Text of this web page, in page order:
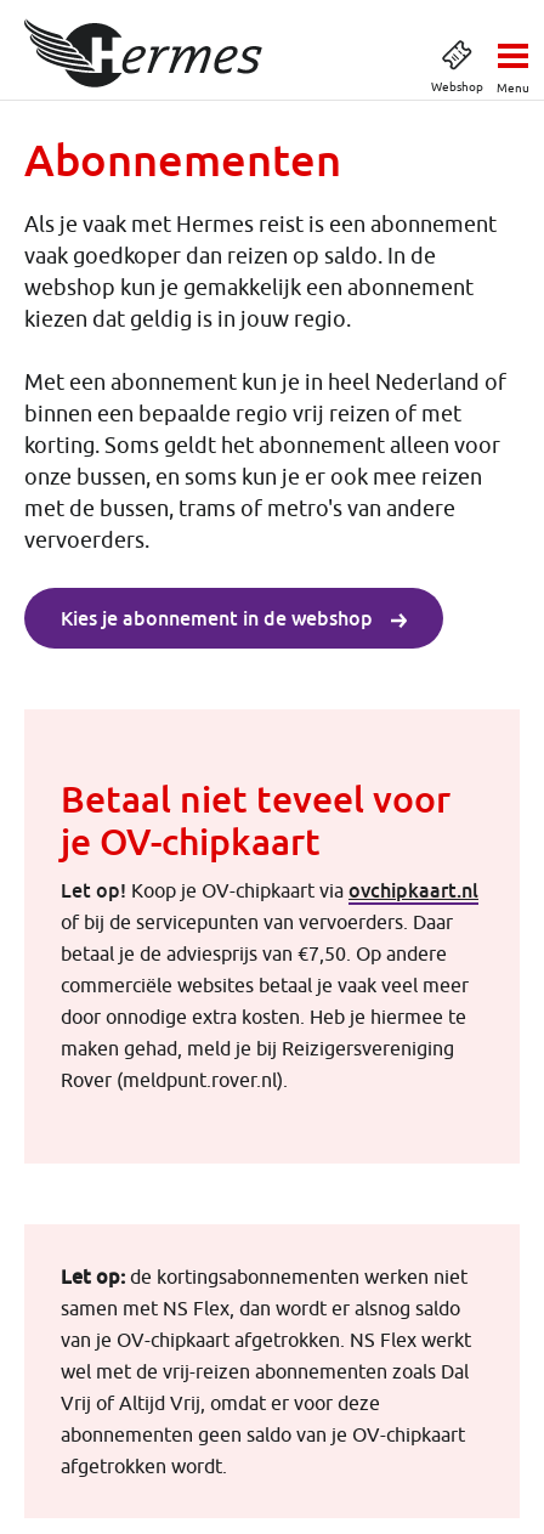
Webshop Menu
Abonnementen
Als je vaak met Hermes reist is een abonnement
vaak goedkoper dan reizen op saldo. In de
webshop kun je gemakkelijk een abonnement
kiezen dat geldig is in jouw regio.
Met een abonnement kun je in heel Nederland of
binnen een bepaalde regio vrij reizen of met
korting. Soms geldt het abonnement alleen voor
onze bussen, en soms kun je er ook mee reizen
met de bussen, trams of metro's van andere
vervoerders.
Kies je abonnement in de webshop
Betaal niet teveel voor
je OV-chipkaart
Let op! Koop je OV-chipkaart via ovchipkaart.nl
of bij de servicepunten van vervoerders. Daar
betaal je de adviesprijs van €7,50. Op andere
commerciële websites betaal je vaak veel meer
door onnodige extra kosten. Heb je hiermee te
maken gehad, meld je bij Reizigersvereniging
Rover (meldpunt.rover.nl).
Let op: de kortingsabonnementen werken niet
samen met NS Flex, dan wordt er alsnog saldo
van je OV-chipkaart afgetrokken. NS Flex werkt
wel met de vrij-reizen abonnementen zoals Dal
Vrij of Altijd Vrij, omdat er voor deze
abonnementen geen saldo van je OV-chipkaart
afgetrokken wordt.